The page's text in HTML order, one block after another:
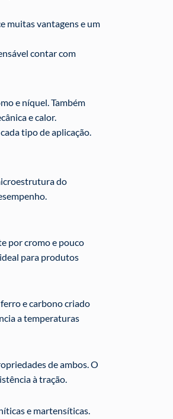
muitas vantagens e um
contar com
e níquel. Também
e calor.
tipo de aplicação.
do
por cromo e pouco
para produtos
e carbono criado
a temperaturas
de ambos. O
à tração.
e martensíticas.